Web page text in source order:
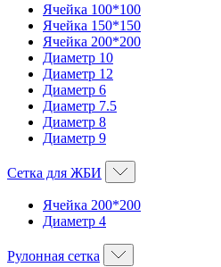
Ячейка 100*100
Ячейка 150*150
Ячейка 200*200
Диаметр 10
Диаметр 12
Диаметр 6
Диаметр 7.5
Диаметр 8
Диаметр 9
Сетка для ЖБИ
Ячейка 200*200
Диаметр 4
Рулонная сетка